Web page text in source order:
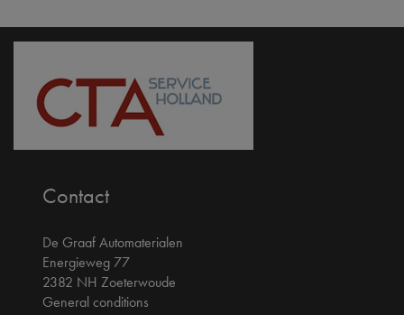
Contact
De Graaf Automaterialen
Energieweg 77
2382 NH Zoeterwoude
General conditions